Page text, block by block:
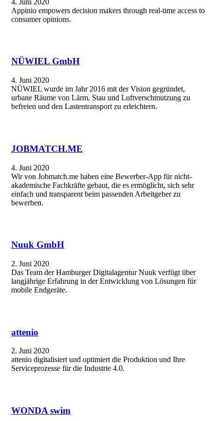
Appinio empowers decision makers through real-time access to
consumer opinions.
NÜWIEL GmbH
4. Juni 2020
NÜWIEL wurde im Jahr 2016 mit der Vision gegründet,
urbane Räume von Lärm, Stau und Luftverschmutzung zu
befreien und den Lastentransport zu erleichtern.
JOBMATCH.ME
4. Juni 2020
Wir von Jobmatch.me haben eine Bewerber-App für nicht-
akademische Fachkräfte gebaut, die es ermöglicht, sich sehr
einfach und transparent beim passenden Arbeitgeber zu
bewerben.
Nuuk GmbH
2. Juni 2020
Das Team der Hamburger Digitalagentur Nuuk verfügt über
langjährige Erfahrung in der Entwicklung von Lösungen für
mobile Endgeräte.
attenio
2. Juni 2020
attenio digitalisiert und optimiert die Produktion und Ihre
Serviceprozesse für die Industrie 4.0.
WONDA swim